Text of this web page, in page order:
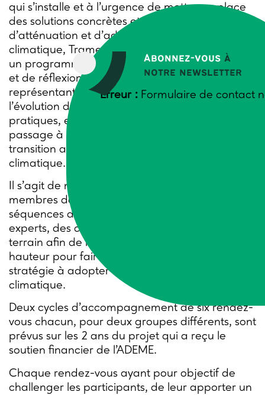
Abonnez-vous à
notre newsletter
Erreur : Formulaire de contact
qui s’installe et à l’urgence de mettre en place
des solutions concrètes et durables
d’atténuation et d’adaptation au dérèglement
climatique, Trame a souhaité mettre en place
un programme de sensibilisation, de formation
et de réflexion pour accompagner les
représentants agricoles de son réseau dans
l’évolution de leurs stratégies, modèles et
pratiques, et ainsi accélérer ou amplifier le
passage à l’action face aux enjeux de la
transition agroécologique, énergétique et
climatique.
Il s’agit de nourrir la réflexion prospective des
membres des réseaux de Trame au travers de
séquences d’information et d’échange avec des
experts, des chercheurs ou des personnes du
terrain afin de leur permettre de prendre de la
hauteur pour faire des choix éclairés quant à la
stratégie à adopter face au dérèglement
climatique.
Deux cycles d’accompagnement de six rendez-
vous chacun, pour deux groupes différents, sont
prévus sur les 2 ans du projet qui a reçu le
soutien financier de l’ADEME.
Chaque rendez-vous ayant pour objectif de
challenger les participants, de leur apporter un